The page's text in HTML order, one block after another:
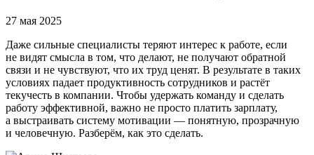
27 мая 2025
Даже сильные специалисты теряют интерес к работе, если
не видят смысла в том, что делают, не получают обратной
связи и не чувствуют, что их труд ценят. В результате в таких
условиях падает продуктивность сотрудников и растёт
текучесть в компании. Чтобы удержать команду и сделать
работу эффективной, важно не просто платить зарплату,
а выстраивать систему мотивации — понятную, прозрачную
и человечную. Разберём, как это сделать.